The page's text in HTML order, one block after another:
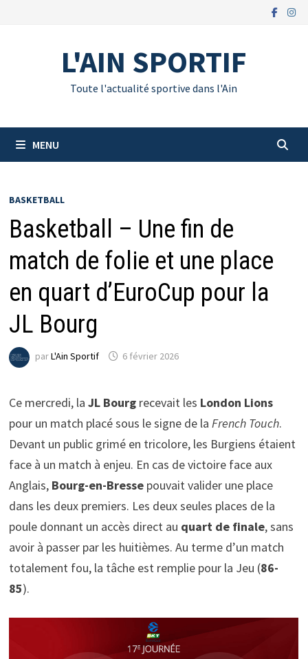
L'AIN SPORTIF
Toute l'actualité sportive dans l'Ain
MENU
BASKETBALL
Basketball – Une fin de
match de folie et une place
en quart d’EuroCup pour la
JL Bourg
parL'Ain Sportif 6 février 2026
Ce mercredi, laJL Bourg recevait les London Lions
pour un match placé sous le signe de laFrench Touch.
Devant un public grimé en tricolore, les Burgiens étaient
face à un match à enjeu. En cas de victoire face aux
Anglais, Bourg-en-Bresse pouvait valider une place
dans les deux premiers. Les deux seules places de la
poule donnant un accès direct au quart de finale, sans
avoir à passer par les huitièmes. Au terme d’un match
totalement fou, la tâche est remplie pour la Jeu (86-
85).